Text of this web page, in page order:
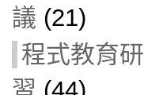
議 (21)
程式教育研